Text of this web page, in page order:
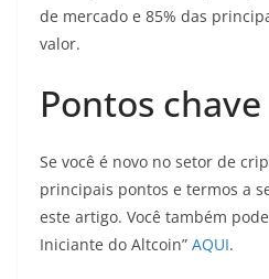
de mercado e 85% das
valor.
Pontos chave
Se você é novo no setor de
principais pontos e termos a
este artigo. Você também
Iniciante do Altcoin” AQUI.